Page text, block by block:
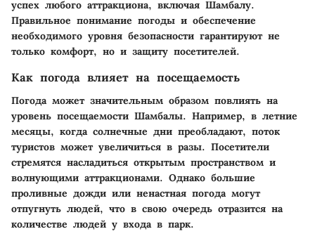
успех любого аттракциона, включая Шамбалу.
Правильное понимание погоды и обеспечение
необходимого уровня безопасности гарантируют не
только комфорт, но и защиту посетителей.
Как погода влияет на посещаемость
Погода может значительным образом повлиять на
уровень посещаемости Шамбалы. Например, в летние
месяцы, когда солнечные дни преобладают, поток
туристов может увеличиться в разы. Посетители
стремятся насладиться открытым пространством и
волнующими аттракционами. Однако большие
проливные дожди или ненастная погода могут
отпугнуть людей, что в свою очередь отразится на
количестве людей у входа в парк.